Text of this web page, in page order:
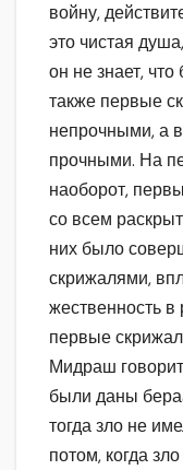
войну,
это чистая
он не знает,
также первые
непрочными, а
прочными. На
наоборот,
со всем
них было
скрижалями,
жественность в
первые
Мидраш
были даны
тогда зло не
потом, когда